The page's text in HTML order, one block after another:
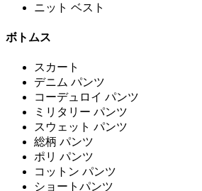
ニット ベスト
ボトムス
スカート
デニム パンツ
コーデュロイ パンツ
ミリタリー パンツ
スウェット パンツ
総柄 パンツ
ポリ パンツ
コットン パンツ
ショートパンツ